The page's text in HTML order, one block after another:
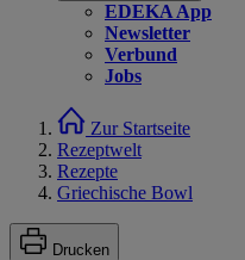
EDEKA App
Newsletter
Verbund
Jobs
Zur Startseite
Rezeptwelt
Rezepte
Griechische Bowl
Drucken